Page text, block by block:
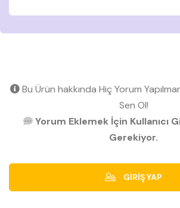
Bu Ürün hakkında Hiç Yorum
Sen Ol!
Yorum Eklemek İçin Kullanıcı
Gerekiyor.
GİRİŞ YAP